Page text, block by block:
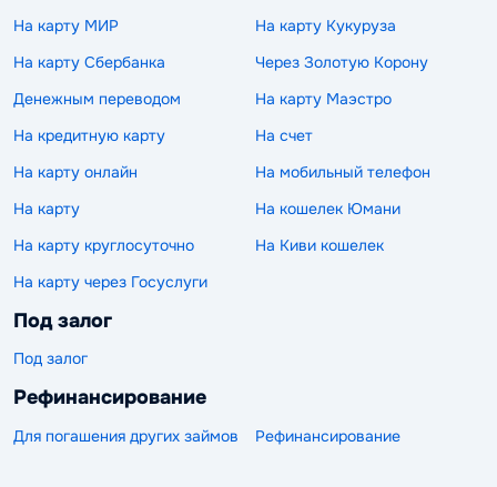
На карту МИР
На карту Кукуруза
На карту Сбербанка
Через Золотую Корону
Денежным переводом
На карту Маэстро
На кредитную карту
На счет
На карту онлайн
На мобильный телефон
На карту
На кошелек Юмани
На карту круглосуточно
На Киви кошелек
На карту через Госуслуги
Под залог
Под залог
Рефинансирование
Для погашения других займов Рефинансирование